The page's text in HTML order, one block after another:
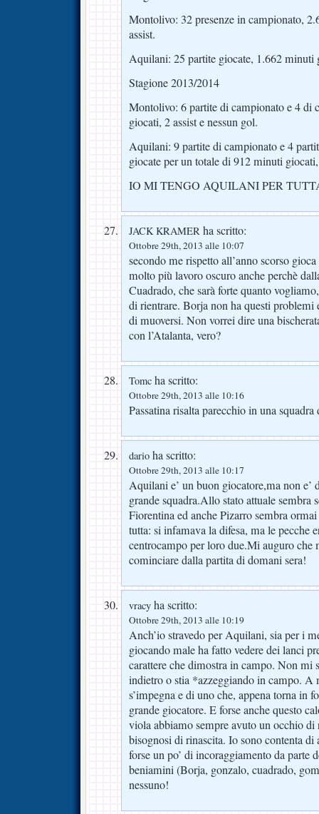
Montolivo: 32 presenze in campionato,
assist.
Aquilani: 25 partite giocate, 1.662 minuti
Stagione 2013/2014
Montolivo: 6 partite di campionato e 4 di
giocati, 2 assist e nessun gol.
Aquilani: 9 partite di campionato e 4
giocate per un totale di 912 minuti
IO MI TENGO AQUILANI PER
JACK KRAMER ha scritto:
Ottobre 29th, 2013 alle 10:07
secondo me rispetto all’anno scorso
molto più lavoro oscuro anche perchè
Cuadrado, che sarà forte quanto
di rientrare. Borja non ha questi
di muoversi. Non vorrei dire una
con l’Atalanta, vero?
Tomc ha scritto:
Ottobre 29th, 2013 alle 10:16
Passatina risalta parecchio in una
dario ha scritto:
Ottobre 29th, 2013 alle 10:17
Aquilani e’ un buon giocatore,ma non e’
grande squadra.Allo stato attuale sembra
Fiorentina ed anche Pizarro sembra
tutta: si infamava la difesa, ma le pecche
centrocampo per loro due.Mi auguro che
cominciare dalla partita di domani sera!
vracy ha scritto:
Ottobre 29th, 2013 alle 10:19
Anch’io stravedo per Aquilani, sia per i
giocando male ha fatto vedere dei lanci
carattere che dimostra in campo. Non mi
indietro o stia *azzeggiando in campo. A
s’impegna e di uno che, appena torna in
grande giocatore. E forse anche questo
viola abbiamo sempre avuto un occhio
bisognosi di rinascita. Io sono contenta
forse un po’ di incoraggiamento da parte
beniamini (Borja, gonzalo, cuadrado,
nessuno!